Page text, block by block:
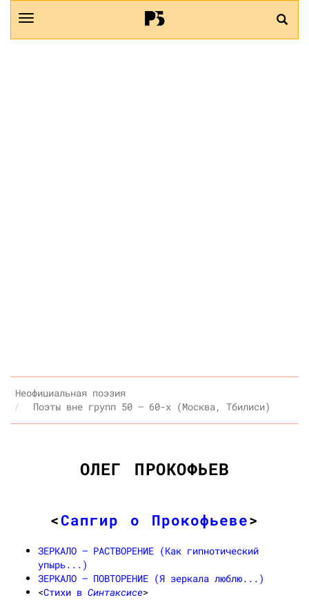
Неофициальная поэзия
Поэты вне групп 50 — 60-х (Москва, Тбилиси)
ОЛЕГ ПРОКОФЬЕВ
<Сапгир о Прокофьеве>
ЗЕРКАЛО — РАСТВОРЕНИЕ (Как гипнотический
упырь...)
ЗЕРКАЛО — ПОВТОРЕНИЕ (Я зеркала люблю...)
<Стихи в Синтаксисе>